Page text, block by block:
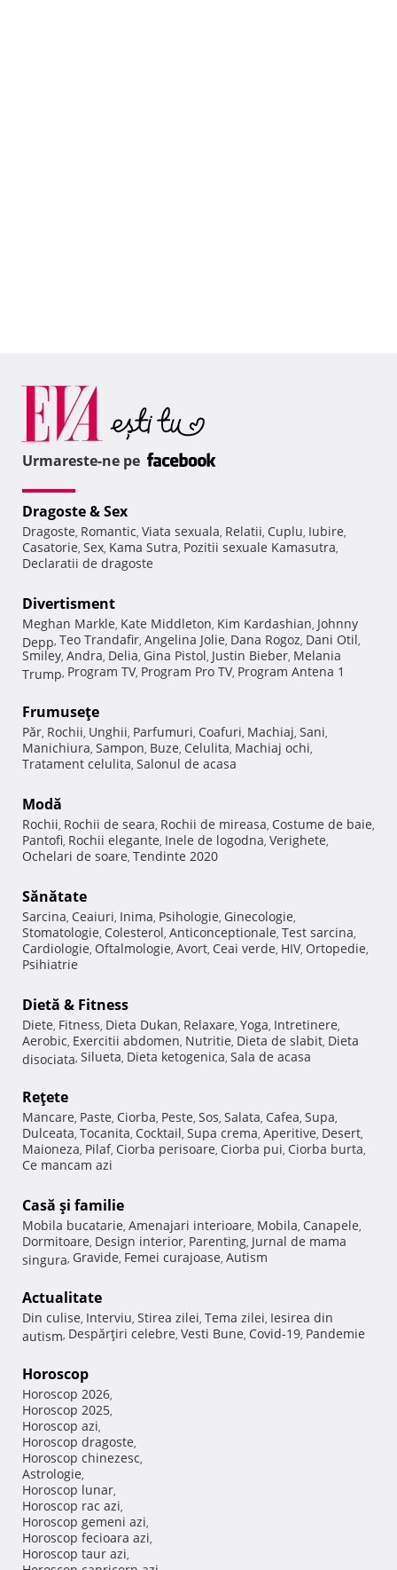
Urmareste-ne pe
Dragoste & Sex
Dragoste, Romantic, Viata sexuala, Relatii, Cuplu, Iubire,
Casatorie, Sex, Kama Sutra, Pozitii sexuale Kamasutra,
Declaratii de dragoste
Divertisment
Meghan Markle, Kate Middleton, Kim Kardashian, Johnny
Depp, Teo Trandafir, Angelina Jolie, Dana Rogoz, Dani Otil,
Smiley, Andra, Delia, Gina Pistol, Justin Bieber, Melania
Trump, Program TV, Program Pro TV, Program Antena 1
Frumuseţe
Păr, Rochii, Unghii, Parfumuri, Coafuri, Machiaj, Sani,
Manichiura, Sampon, Buze, Celulita, Machiaj ochi,
Tratament celulita, Salonul de acasa
Modă
Rochii, Rochii de seara, Rochii de mireasa, Costume de baie,
Pantofi, Rochii elegante, Inele de logodna, Verighete,
Ochelari de soare, Tendinte 2020
Sănătate
Sarcina, Ceaiuri, Inima, Psihologie, Ginecologie,
Stomatologie, Colesterol, Anticonceptionale, Test sarcina,
Cardiologie, Oftalmologie, Avort, Ceai verde, HIV, Ortopedie,
Psihiatrie
Dietă & Fitness
Diete, Fitness, Dieta Dukan, Relaxare, Yoga, Intretinere,
Aerobic, Exercitii abdomen, Nutritie, Dieta de slabit, Dieta
disociata, Silueta, Dieta ketogenica, Sala de acasa
Reţete
Mancare, Paste, Ciorba, Peste, Sos, Salata, Cafea, Supa,
Dulceata, Tocanita, Cocktail, Supa crema, Aperitive, Desert,
Maioneza, Pilaf, Ciorba perisoare, Ciorba pui, Ciorba burta,
Ce mancam azi
Casă şi familie
Mobila bucatarie, Amenajari interioare, Mobila, Canapele,
Dormitoare, Design interior, Parenting, Jurnal de mama
singura, Gravide, Femei curajoase, Autism
Actualitate
Din culise, Interviu, Stirea zilei, Tema zilei, Iesirea din
autism, Despărţiri celebre, Vesti Bune, Covid-19, Pandemie
Horoscop
Horoscop 2026,
Horoscop 2025,
Horoscop azi,
Horoscop dragoste,
Horoscop chinezesc,
Astrologie,
Horoscop lunar,
Horoscop rac azi,
Horoscop gemeni azi,
Horoscop fecioara azi,
Horoscop taur azi,